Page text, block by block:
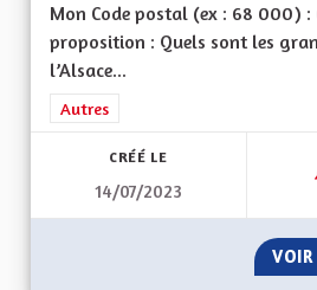
Mon Code postal (ex : 68 000) :
proposition : Quels sont les
l’Alsace...
Filtrer les résultats de la catégorie
Autres
CRÉÉ LE
14/07/2023